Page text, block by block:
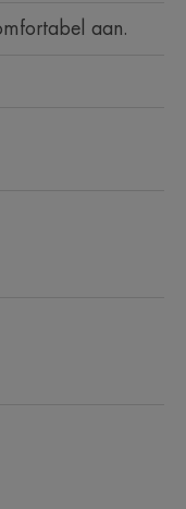
aan.